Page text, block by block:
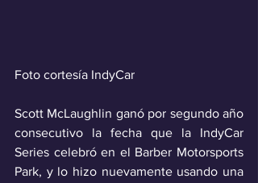
Foto cortesía IndyCar
Scott McLaughlin ganó por segundo año
consecutivo la fecha que la IndyCar
Series celebró en el Barber Motorsports
Park, y lo hizo nuevamente usando una